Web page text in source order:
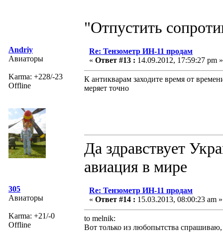
"Отпустить
Andriy
Авиаторы
Karma: +228/-23
Offline
Re: Тензометр ИН-11 продам
« Ответ #13 : 14.09.2012, 17:59:27 pm »
К антикварам заходите время от
меряет точно
Да здравствует
авиация в мире
305
Авиаторы
Karma: +21/-0
Offline
Re: Тензометр ИН-11 продам
« Ответ #14 : 15.03.2013, 08:00:23 am »
to melnik:
Вот только из любопытства